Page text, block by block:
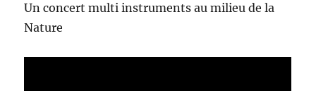
Un concert multi instruments au milieu de la
Nature